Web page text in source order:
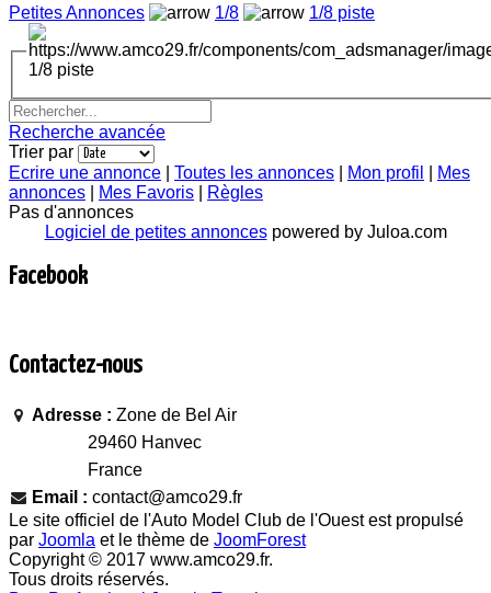
Petites Annonces 1/8 1/8 piste
1/8 piste
Recherche avancée
Trier par
Ecrire une annonce
Toutes les annonces Mon profil
Mes
annonces
Mes Favoris
Règles
Pas d'annonces
Logiciel de petites annoncespowered by Juloa.com
Facebook
Contactez-nous
Adresse : Zone de Bel Air
29460 Hanvec
France
Email : contact@amco29.fr
Le site officiel de l'Auto Model Club de l'Ouest est propulsé
par Joomla et le thème de JoomForest
Copyright © 2017 www.amco29.fr.
Tous droits réservés.